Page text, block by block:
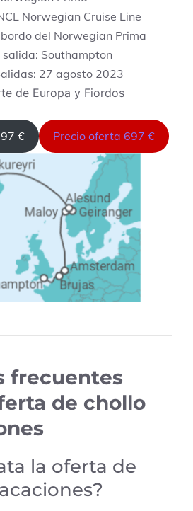
Norwegian Cruise Line
del Norwegian Prima
salida: Southampton
27 agosto 2023
de Europa y Fiordos
€ Precio oferta 697 €
frecuentes
de chollo
la oferta de